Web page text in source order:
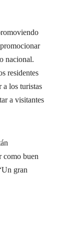
nacional.
residentes
a los turistas
a visitantes
como buen
gran